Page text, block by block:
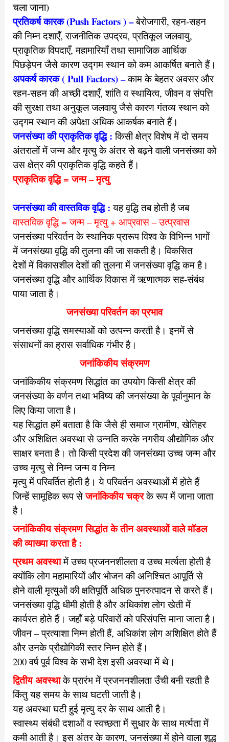
चला जाना)
प्रतिकर्ष कारक (Push Factors ) –बेरोजगारी, रहन-सहन
की निम्न दशाएँ,राजनीतिक उपद्रव, प्रतिकूल जलवायु,
प्राकृतिक विपदाएँ, महामारियाँ तथा सामाजिक आर्थिक
पिछड़ेपन जैसे कारण उद्गम स्थान को कम आकर्षित बनाते हैं।
अपकर्ष कारक ( Pull Factors) –काम के बेहतर अवसर और
रहन-सहन की अच्छी दशाएँ, शांति व स्थायित्व, जीवन व संपत्ति
की सुरक्षा तथा अनुकूल जलवायु जैसे कारण गंतव्य स्थान को
उद्गम स्थान की अपेक्षा अधिक आकर्षक बनाते हैं।
जनसंख्या की प्राकृतिक वृद्धि : किसी क्षेत्र विशेष में दो समय
अंतरालों में जन्म और मृत्यु के अंतर से बढ़ने वाली जनसंख्या को
उस क्षेत्र की प्राकृतिक वृद्धि कहते हैं।
प्राकृतिक वृद्धि = जन्म – मृत्यु
जनसंख्या की वास्तविक वृद्धि : यह वृद्धि तब होती है जब
वास्तविक वृद्धि = जन्म – मृत्यु + आप्रवास – उत्प्रवास
जनसंख्या परिवर्तन के स्थानिक प्रारूपविश्व के विभिन्न भागों
में जनसंख्या वृद्धि की तुलना की जा सकती है। विकसित
देशों में विकासशील देशों की तुलना में जनसंख्या वृद्धि कम है।
जनसंख्या वृद्धि और आर्थिक विकास में ऋणात्मक सह-संबंध
पाया जाता है।
जनसंख्या परिवर्तन का प्रभाव
जनसंख्या वृद्धि समस्याओं को उत्पन्न करती है। इनमें से
संसाधनों का ह्राससर्वाधिक गंभीर है।
जनांकिकीय संक्रमण
जनांकिकीय संक्रमण सिद्धांत का उपयोग किसी क्षेत्र की
जनसंख्या के वर्णन तथा भविष्य की जनसंख्या के पूर्वानुमान के
लिए किया जाता है।
यह सिद्धांत हमें बताता है कि जैसे ही समाज ग्रामीण, खेतिहर
और अशिक्षित अवस्था से उन्नति करके नगरीय औद्योगिक और
साक्षर बनता है।तो किसी प्रदेश की जनसंख्या उच्च जन्म और
उच्च मृत्यु से निम्न जन्म व निम्न
मृत्यु में परिवर्तित होती है। ये परिवर्तन अवस्थाओं में होते हैं
जिन्हें सामूहिकरूप सेजनांकिकीय चक्रके रूप में जाना जाता
है।
जनांकिकीय संक्रमण सिद्धांत के तीन अवस्थाओं वाले मॉडल
की व्याख्या करता है :
प्रथम अवस्थामें उच्च प्रजननशीलता व उच्च मर्त्यता होती है
क्योंकि लोग महामारियों और भोजन की अनिश्चित आपूर्ति से
होने वाली मृत्युओं की क्षतिपूर्ति अधिक पुनरुत्पादन से करते हैं।
जनसंख्या वृद्धि धीमी होती है और अधिकांश लोग खेती में
कार्यरत होते हैं। जहाँ बड़े परिवारों को परिसंपत्ति माना जाता है।
जीवन – प्रत्याशा निम्न होती हैं, अधिकांश लोग अशिक्षित होते हैं
और उनके प्रौद्योगिकी स्तर निम्न होते हैं।
200 वर्ष पूर्व विश्व के सभी देश इसी अवस्था में थे।
द्वितीय अवस्था के प्रारंभ में प्रजननशीलता उँची बनी रहती है
किंतु यह समय के साथ घटती जाती है।
यह अवस्था घटी हुई मृत्यु दर के साथ आती है।
स्वास्थ्य संबंधी दशाओं व स्वच्छता में सुधार के साथ मर्त्यता में
कमी आती है।इस अंतर के कारण, जनसंख्या में होने वाला शुद्ध